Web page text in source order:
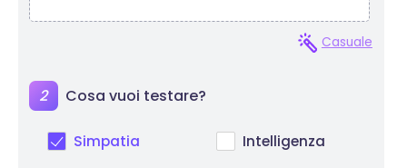
Casuale
2 Cosa vuoi testare?
Simpatia Intelligenza